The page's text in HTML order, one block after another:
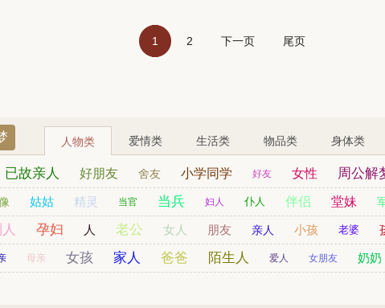
1 2 下一页 尾页
人物类 爱情类 生活类 物品类 身体类
已故亲人 好朋友 舍友 小学同学 好友 女性 周公解
劫匪 财神爷 司机 姨妈 表哥 孙女 儿童
姑姑 精灵 当官 当兵 妇人 仆人 伴侣 堂妹
本人 残疾人
孕妇 人 老公 女人 朋友 亲人 小孩 老婆
同事
母亲 女孩 家人 爸爸 陌生人 爱人 女朋友 奶奶